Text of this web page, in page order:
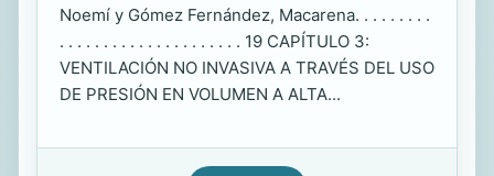
Noemí y Gómez Fernández, Macarena. . . . . . . . .
. . . . . . . . . . . . . . . . . . . . . 19 CAPÍTULO 3:
VENTILACIÓN NO INVASIVA A TRAVÉS DEL USO
DE PRESIÓN EN VOLUMEN A ALTA...